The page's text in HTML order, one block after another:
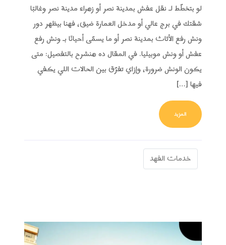
لو بتخطّط لـ نقل عفش بمدينة نصر أو زهراء مدينة نصر وغالبًا
شقتك في برج عالي أو مدخل العمارة ضيق، فهنا بيظهر دور
ونش رفع الأثاث بمدينة نصر أو ما يسمّى أحيانًا بـ ونش رفع
عفش أو ونش موبيليا. في المقال ده هنشرح بالتفصيل: متى
يكون الونش ضرورة، وإزاي تفرّق بين الحالات اللي يكفي
فيها […]
المزيدFROM دليل ونش رفع الاثاث في مدينة نصر – متى تحتاجه وكيف تستخدمه بأمان؟
خدمات الفهد